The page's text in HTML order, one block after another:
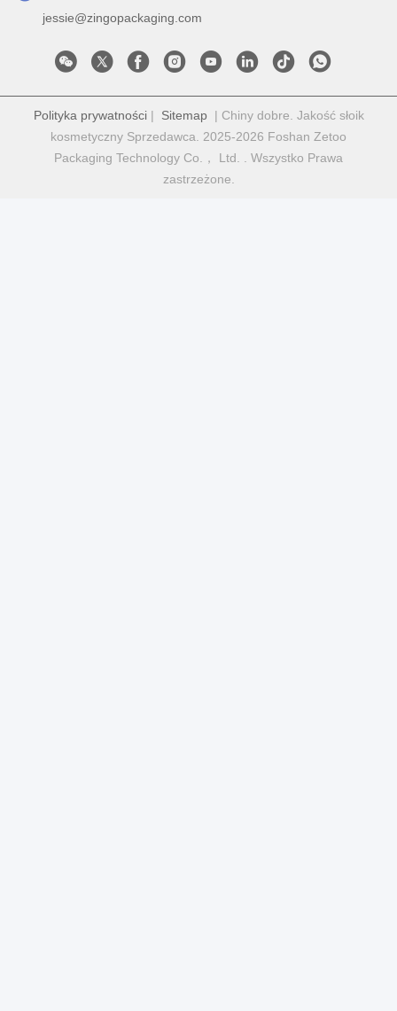
jessie@zingopackaging.com
Polityka prywatności| Sitemap| Chiny dobre. Jakość słoik
kosmetyczny Sprzedawca. 2025-2026 Foshan Zetoo
Packaging Technology Co.， Ltd. . Wszystko Prawa
zastrzeżone.